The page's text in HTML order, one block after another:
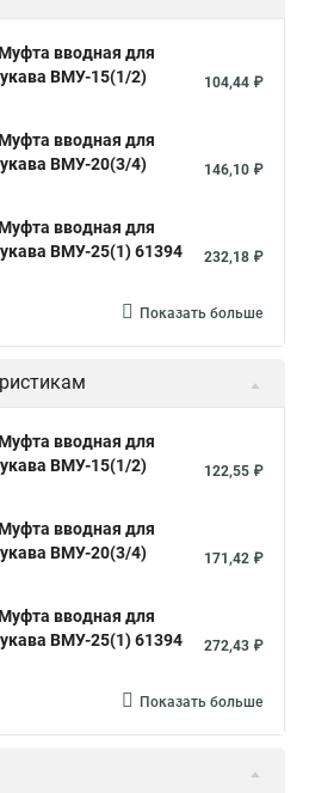
вводная для
ВМУ-15(1/2)
104,44 ₽
вводная для
ВМУ-20(3/4)
146,10 ₽
вводная для
ВМУ-25(1) 61394
232,18 ₽
Показать больше
вводная для
ВМУ-15(1/2)
122,55 ₽
вводная для
ВМУ-20(3/4)
171,42 ₽
вводная для
ВМУ-25(1) 61394
272,43 ₽
Показать больше